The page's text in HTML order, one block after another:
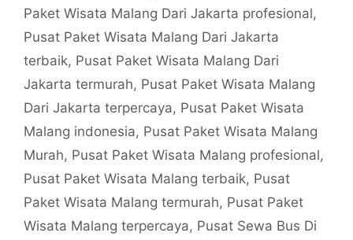
Paket Wisata Malang Dari Jakarta profesional,
Pusat Paket Wisata Malang Dari Jakarta
terbaik, Pusat Paket Wisata Malang Dari
Jakarta termurah, Pusat Paket Wisata Malang
Dari Jakarta terpercaya, Pusat Paket Wisata
Malang indonesia, Pusat Paket Wisata Malang
Murah, Pusat Paket Wisata Malang profesional,
Pusat Paket Wisata Malang terbaik, Pusat
Paket Wisata Malang termurah, Pusat Paket
Wisata Malang terpercaya, Pusat Sewa Bus Di